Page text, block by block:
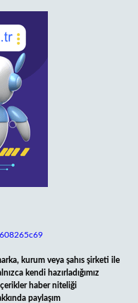
kurum veya şahıs şirketi ile
kendi hazırladığımız
haber niteliği
paylaşım